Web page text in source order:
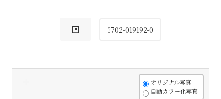
3702-019192-0
オリジナル写真
自動カラー化写真